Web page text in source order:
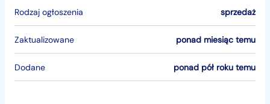
Rodzaj ogłoszenia sprzedaż
Zaktualizowane ponad miesiąc temu
Dodane ponad pół roku temu